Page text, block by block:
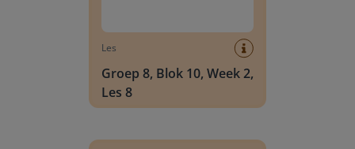
Les
Groep 8, Blok 10, Week 2,
Les 8